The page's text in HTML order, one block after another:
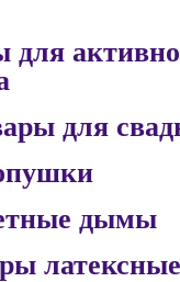
для
для
дымы
латексные